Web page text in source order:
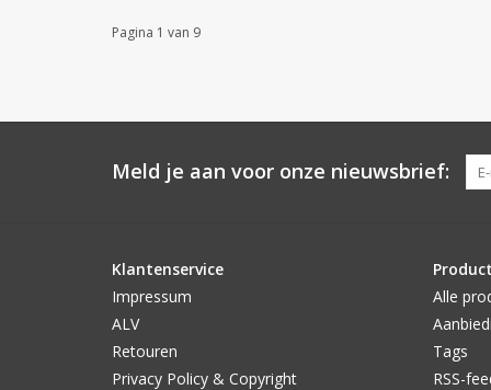
Pagina 1 van 9
Meld je aan voor onze nieuwsbrief:
Klantenservice
Impressum
ALV
Retouren
Privacy Policy & Copyright
Alle
Tags
RSS-